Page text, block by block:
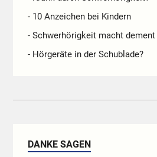
- 10 Anzeichen bei Kindern
- Schwerhörigkeit macht dement
- Hörgeräte in der Schublade?
DANKE SAGEN